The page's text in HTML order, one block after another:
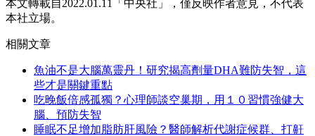
本文轉載自2022.01.11「中央社」，僅反映作者意見，不代表
本社立場。
相關文章
魚油不是大腦萬靈丹！研究揭高劑量DHA難防失智，這
些才是關鍵重點
吃晚飯倍感孤獨？心理師談空巢期，用１０習慣強健大
腦、預防失智
睡眠不足增加脂肪肝風險？醫師解析代謝症候群、打鼾